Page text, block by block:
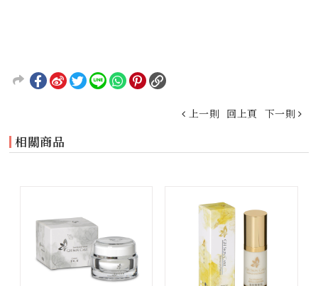
上一則 回上頁 下一則
相關商品